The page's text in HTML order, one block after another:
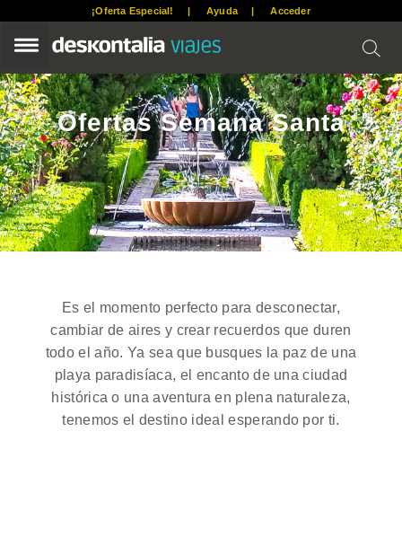
¡Oferta Especial! Ayuda Acceder
k
t
o
p
r
i
m
a
r
y
n
a
k
t
o
m
a
i
n
c
o
n
t
e
k
t
o
f
o
o
t
e
r
Ofertas Semana Santa
Es el momento perfecto para desconectar,
cambiar de aires y crear recuerdos que duren
todo el año. Ya sea que busques la paz de una
playa paradisíaca, el encanto de una ciudad
histórica o una aventura en plena naturaleza,
tenemos el destino ideal esperando por ti.